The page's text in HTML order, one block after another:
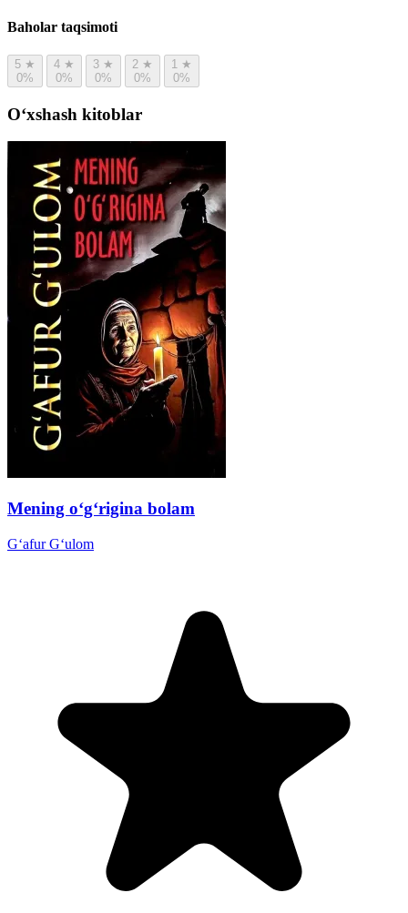
Baholar taqsimoti
5 ★
0%
4 ★
0%
3 ★
0%
2 ★
0%
1 ★
0%
Oʻxshash kitoblar
Mening o‘g‘rigina bolam
G‘afur G‘ulom